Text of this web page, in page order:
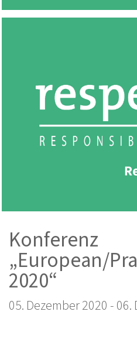
Konferenz
„European/
2020“
05. Dezember 2020 -06.